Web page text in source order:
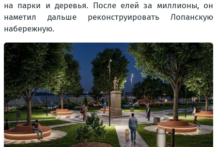
на парки и деревья. После елей за миллионы, он
наметил дальше реконструировать Лопанскую
набережную.